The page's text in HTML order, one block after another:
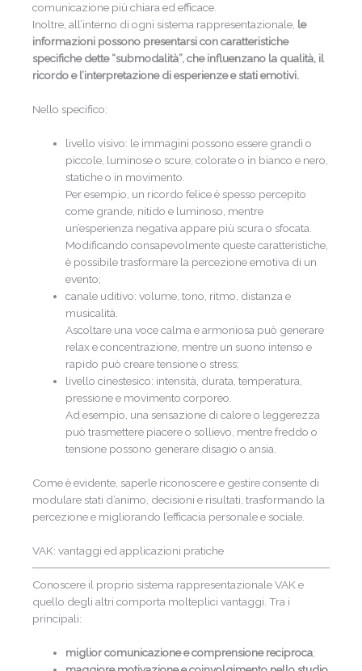
comunicazione più chiara ed efficace.
Inoltre, all’interno di ogni sistema rappresentazionale, le
informazioni possono presentarsi con caratteristiche
specifiche dette “submodalità”, che influenzano la qualità, il
ricordo e l’interpretazione di esperienze e stati emotivi.
Nello specifico:
livello visivo: le immagini possono essere grandi o
piccole, luminose o scure, colorate o in bianco e nero,
statiche o in movimento.
Per esempio, un ricordo felice è spesso percepito
come grande, nitido e luminoso, mentre
un’esperienza negativa appare più scura o sfocata.
Modificando consapevolmente queste caratteristiche,
è possibile trasformare la percezione emotiva di un
evento;
canale uditivo: volume, tono, ritmo, distanza e
musicalità.
Ascoltare una voce calma e armoniosa può generare
relax e concentrazione, mentre un suono intenso e
rapido può creare tensione o stress;
livello cinestesico: intensità, durata, temperatura,
pressione e movimento corporeo.
Ad esempio, una sensazione di calore o leggerezza
può trasmettere piacere o sollievo, mentre freddo o
tensione possono generare disagio o ansia.
Come è evidente, saperle riconoscere e gestire consente di
modulare stati d’animo, decisioni e risultati, trasformando la
percezione e migliorando l’efficacia personale e sociale.
VAK: vantaggi ed applicazioni pratiche
Conoscere il proprio sistema rappresentazionale VAK e
quello degli altri comporta molteplici vantaggi. Tra i
principali:
miglior comunicazione e comprensione reciproca;